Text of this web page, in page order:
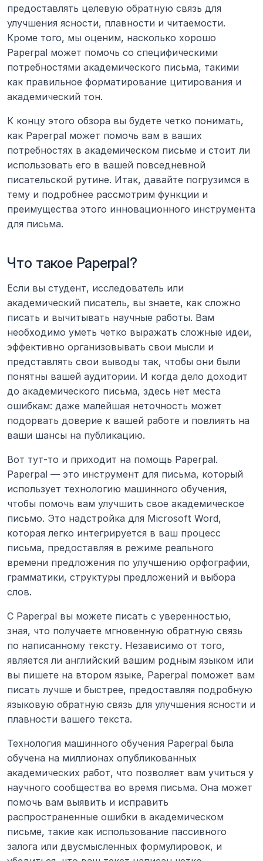
предоставлять целевую обратную связь для
улучшения ясности, плавности и читаемости.
Кроме того, мы оценим, насколько хорошо
Paperpal может помочь со специфическими
потребностями академического письма, такими
как правильное форматирование цитирования и
академический тон.
К концу этого обзора вы будете четко понимать,
как Paperpal может помочь вам в ваших
потребностях в академическом письме и стоит ли
использовать его в вашей повседневной
писательской рутине. Итак, давайте погрузимся в
тему и подробнее рассмотрим функции и
преимущества этого инновационного инструмента
для письма.
Что такое Paperpal?
Если вы студент, исследователь или
академический писатель, вы знаете, как сложно
писать и вычитывать научные работы. Вам
необходимо уметь четко выражать сложные идеи,
эффективно организовывать свои мысли и
представлять свои выводы так, чтобы они были
понятны вашей аудитории. И когда дело доходит
до академического письма, здесь нет места
ошибкам: даже малейшая неточность может
подорвать доверие к вашей работе и повлиять на
ваши шансы на публикацию.
Вот тут-то и приходит на помощь Paperpal.
Paperpal — это инструмент для письма, который
использует технологию машинного обучения,
чтобы помочь вам улучшить свое академическое
письмо. Это надстройка для Microsoft Word,
которая легко интегрируется в ваш процесс
письма, предоставляя в режиме реального
времени предложения по улучшению орфографии,
грамматики, структуры предложений и выбора
слов.
С Paperpal вы можете писать с уверенностью,
зная, что получаете мгновенную обратную связь
по написанному тексту. Независимо от того,
является ли английский вашим родным языком или
вы пишете на втором языке, Paperpal поможет вам
писать лучше и быстрее, предоставляя подробную
языковую обратную связь для улучшения ясности и
плавности вашего текста.
Технология машинного обучения Paperpal была
обучена на миллионах опубликованных
академических работ, что позволяет вам учиться у
научного сообщества во время письма. Она может
помочь вам выявить и исправить
распространенные ошибки в академическом
письме, такие как использование пассивного
залога или двусмысленных формулировок, и